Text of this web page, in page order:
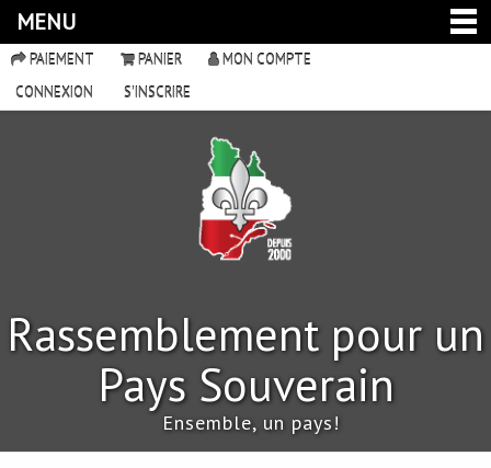
MENU
PAIEMENT PANIER
MON COMPTE
CONNEXION
S'INSCRIRE
Rassemblement pour un
Pays Souverain
Ensemble, un pays!